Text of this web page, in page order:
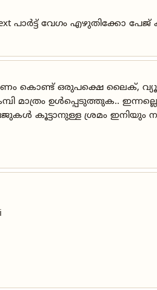
പാർട്ട്‌ വേഗം എഴുതിക്കോ
കൊണ്ട് ഒരുപക്ഷെ ലൈക്‌,
മാത്രം ഉൾപ്പെടുത്തുക..
കൂട്ടാനുള്ള ശ്രമം ഇനിയും